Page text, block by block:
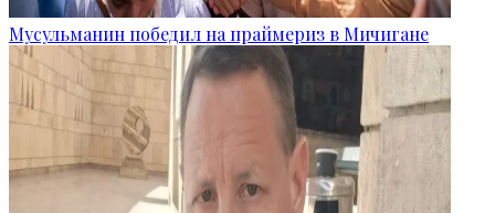
Мусульманин победил на праймериз в Мичигане